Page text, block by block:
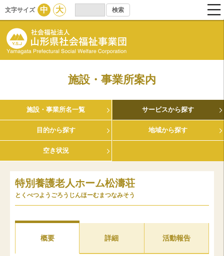
文字サイズ 中 大
施設・事業所案内
施設・事業所名一覧 サービスから探す
目的から探す 地域から探す
空き状況
特別養護老人ホーム松濤荘
とくべつようごろうじんほーむまつなみそう
概要 詳細 活動報告